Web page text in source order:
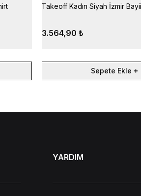
Takeoff Kadın Siyah İzmir
3.564,90 ₺
Sepete Ekle
YARDIM